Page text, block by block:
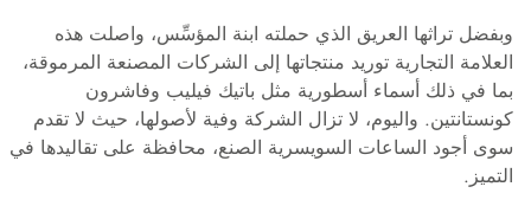
وبفضل تراثها العريق الذي حملته ابنة المؤسِّس، واصلت هذه
العلامة التجارية توريد منتجاتها إلى الشركات المصنعة المرموقة،
بما في ذلك أسماء أسطورية مثل باتيك فيليب وفاشرون
كونستانتين. واليوم، لا تزال الشركة وفية لأصولها، حيث لا تقدم
سوى أجود الساعات السويسرية الصنع، محافظة على تقاليدها في
التميز.